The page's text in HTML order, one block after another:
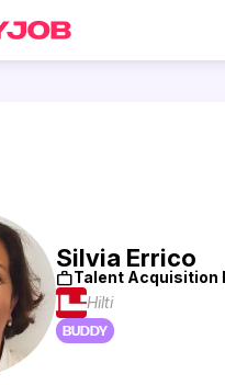
Silvia Errico
workTalent Acquisition
Hilti
BUDDY